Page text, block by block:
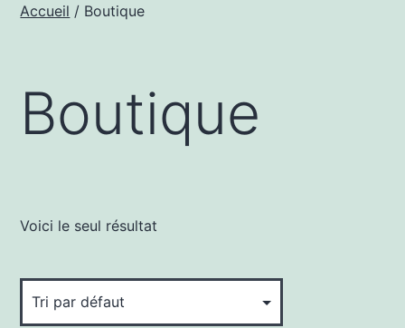
Accueil / Boutique
Boutique
Voici le seul résultat